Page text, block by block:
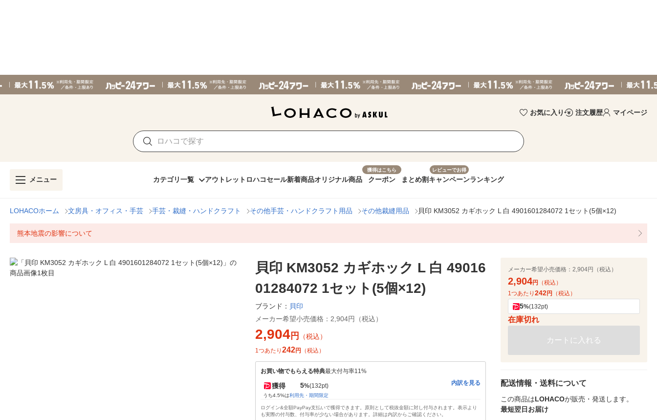
お気に入り 注文履歴 マイページ
メニュー カテゴリ一覧 アウトレット ロハコセール新着商品オリジナル商品
獲得はこちら
クーポン まとめ割
レビューでお得
キャンペーンランキング
LOHACOホーム 文房具・オフィス・手芸 手芸・裁縫・ハンドクラフト その他手芸・ハンドクラフト用品 その他裁縫用品 貝印 KM3052 カギホック L 白 4901601284072 1セット(5個×12)
熊本地震の影響について
貝印 KM3052 カギホック L 白 49016
01284072 1セット(5個×12)
ブランド： 貝印
メーカー希望小売価格： 2,904円（税込）
2,904 円 （税込）
1つあたり 242円 （税込）
お買い物でもらえる特典最大付与率11%
獲得 5%(132pt)
うち4.5%は利用先・期間限定
内訳を見る
ログイン&全額PayPay支払いで獲得できます。原則として税抜金額に対し付与されます。表示より
も実際の付与数、付与率が少ない場合があります。詳細は内訳からご確認ください。
メーカー希望小売価格： 2,904円（税込）
2,904円
（税込）
1つあたり 242円 （税込）
5%(132pt)
在庫切れ
カートに入れる
配送情報・送料について
この商品はLOHACOが販売・発送します。
最短翌日お届け